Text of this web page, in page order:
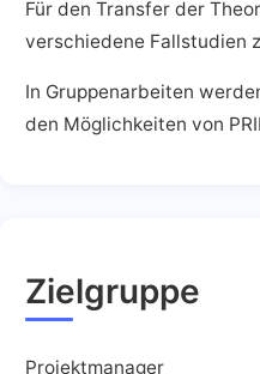
Für den Transfer der
verschiedene Fallstudien
In Gruppenarbeiten
den Möglichkeiten von
Zielgruppe
Projektmanager